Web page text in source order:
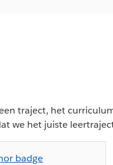
traject, het
we het juiste